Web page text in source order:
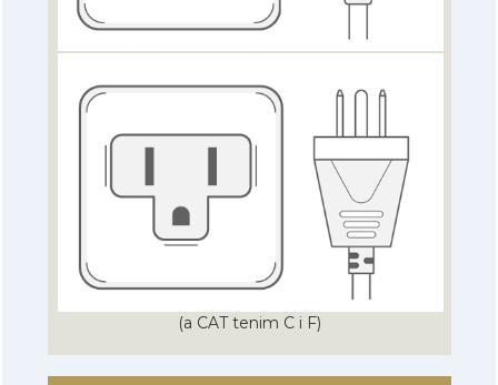
(a CAT tenim C i F)